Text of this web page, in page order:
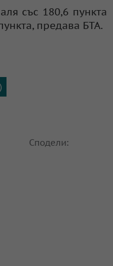
със 180,6 пункта
предава БТА.
Сподели: